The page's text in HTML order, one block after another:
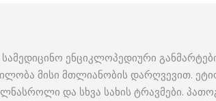
ენციკლოპედიური
მისი მთლიანობის დარღვევით.
და სხვა სახის ტრავმები.